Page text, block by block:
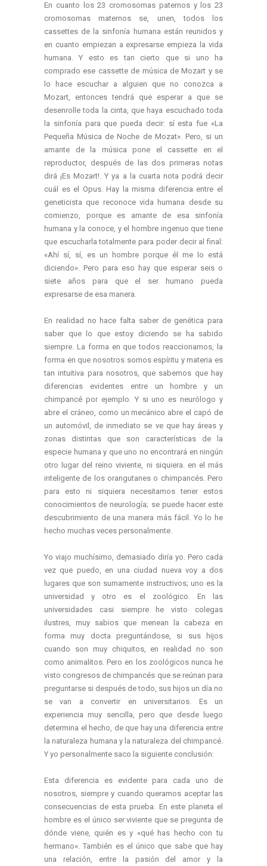
En cuanto los 23 cromosomas paternos y los 23
cromosomas maternos se, unen, todos los
cassettes de la sinfonía humana están reunidos y
en cuanto empiezan a expresarse empieza la vida
humana. Y esto es tan cierto que si uno ha
comprado ese cassette de música de Mozart y se
lo hace escuchar a alguien que no conozca a
Mozart, entonces tendrá que esperar a que se
desenrolle toda la cinta, que haya escuchado toda
la sinfonía para que pueda decir: sí esta fue «La
Pequeña Música de Noche de Mozat». Pero, si un
amante de la música pone el cassette en el
reproductor, después de las dos primeras notas
dirá ¡Es Mozart!. Y ya a la cuarta nota podrá decir
cuál es el Opus. Hay la misma diferencia entre el
geneticista que reconoce vida humana desde su
comienzo, porque es amante de esa sinfonía
humana y la conoce, y el hombre ingenuo que tiene
que escucharla totalmente para poder decir al final:
«Ahí sí, sí, es un hombre porque él me lo está
diciendo». Pero para eso hay que esperar seis o
siete años para que el ser humano pueda
expresarse de esa manera.
En realidad no hace falta saber de genética para
saber que lo que estoy diciendo se ha sabido
siempre. La forma en que todos reaccionamos, la
forma en que nosotros somos espíritu y materia es
tan intuitiva para nosotros, que sabemos que hay
diferencias evidentes entre un hombre y un
chimpancé por ejemplo. Y si uno es neurólogo y
abre el cráneo, como un mecánico abre el capó de
un automóvil, de inmediato se ve que hay áreas y
zonas distintas que son características de la
especie humana y que uno no encontrará en ningún
otro lugar del reino viviente, ni siquiera. en el más
inteligente de los orangutanes o chimpancés. Pero
para esto ni siquiera necesitamos tener estos
conocimientos de neurología; se puede hacer este
descubrimiento de una manera más fácil. Yo lo he
hecho muchas veces personalmente.
Yo viajo muchísimo, demasiado diría yo. Pero cada
vez que puedo, en una ciudad nueva voy a dos
lugares que son sumamente instructivos; uno es la
universidad y otro es el zoológico. En las
universidades casi siempre he visto colegas
ilustres, muy sabios que menean la cabeza en
forma muy docta preguntándose, si sus hijos
cuando son muy chiquitos, en realidad no son
como animalitos. Pero en los zoológicos nunca he
visto congresos de chimpancés que se reúnan para
preguntarse si después de todo, sus hijos un día no
se van a convertir en universitarios. Es un
experiencia muy sencilla, pero que desde luego
determina el hecho, de que hay una diferencia entre
la naturaleza humana y la naturaleza del chimpancé.
Y yo personalmente saco la siguiente conclusión:
Esta diferencia es evidente para cada uno de
nosotros, siempre y cuando queramos aceptar las
consecuencias de esta prueba. En este planeta el
hombre es el único ser viviente que se pregunta de
dónde viene, quién es y «qué has hecho con tu
hermano». También es el único que sabe que hay
una relación, entre la pasión del amor y la